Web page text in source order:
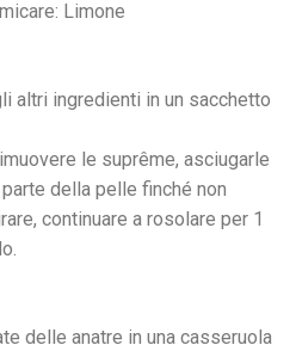
Limone
altri ingredienti in un sacchetto
le suprême, asciugarle
della pelle finché non
continuare a rosolare per 1
delle anatre in una casseruola